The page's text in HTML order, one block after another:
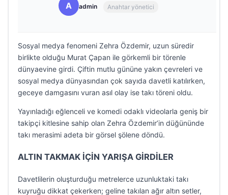
A admin Anahtar yönetici
Sosyal medya fenomeni Zehra Özdemir, uzun süredir
birlikte olduğu Murat Çapan ile görkemli bir törenle
dünyaevine girdi. Çiftin mutlu gününe yakın çevreleri ve
sosyal medya dünyasından çok sayıda davetli katılırken,
geceye damgasını vuran asıl olay ise takı töreni oldu.
Yayınladığı eğlenceli ve komedi odaklı videolarla geniş bir
takipçi kitlesine sahip olan Zehra Özdemir’in düğününde
takı merasimi adeta bir görsel şölene döndü.
ALTIN TAKMAK İÇİN YARIŞA GİRDİLER
Davetlilerin oluşturduğu metrelerce uzunluktaki takı
kuyruğu dikkat çekerken; geline takılan ağır altın setler,